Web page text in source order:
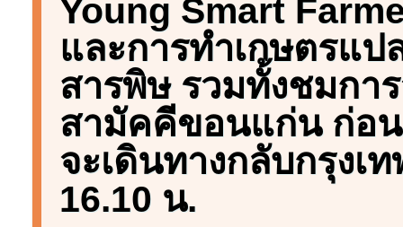
Young Smart
และการทำเกษตรแ
สารพิษ รวมทั้งชมกา
สามัคคีขอนแก่น ก่อ
จะเดินทางกลับกรุงเ
16.10 น.